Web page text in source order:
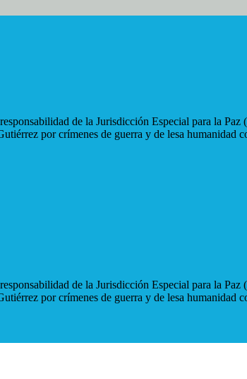
de la Jurisdicción Especial para la
por crímenes de guerra y de lesa humanidad
de la Jurisdicción Especial para la
por crímenes de guerra y de lesa humanidad